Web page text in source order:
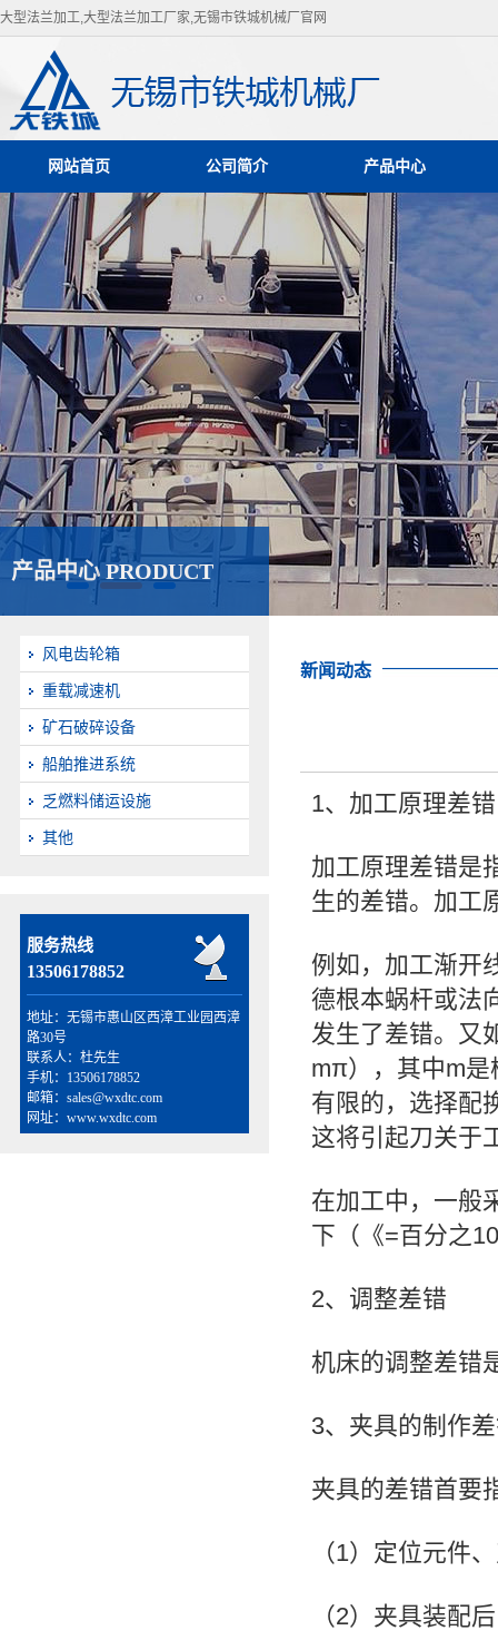
大型法兰加工,大型法兰加工厂家,无锡市铁城机械厂官网
网站首页 公司简介 产品中心
产品中心 PRODUCT
风电齿轮箱
重载减速机
矿石破碎设备
船舶推进系统
乏燃料储运设施
其他
服务热线
13506178852
地址：无锡市惠山区西漳工业园西漳
路30号
联系人：杜先生
手机：13506178852
邮箱：sales@wxdtc.com
网址：www.wxdtc.com
新闻动态
1、加工原理差错
加工原理差错是
生的差错。加工
例如，加工渐开
德根本蜗杆或法
发生了差错。又
mπ），其中m
有限的，选择配
这将引起刀关于
在加工中，一般
下（《=百分之
2、调整差错
机床的调整差错
3、夹具的制作
夹具的差错首要
（1）定位元件
（2）夹具装配